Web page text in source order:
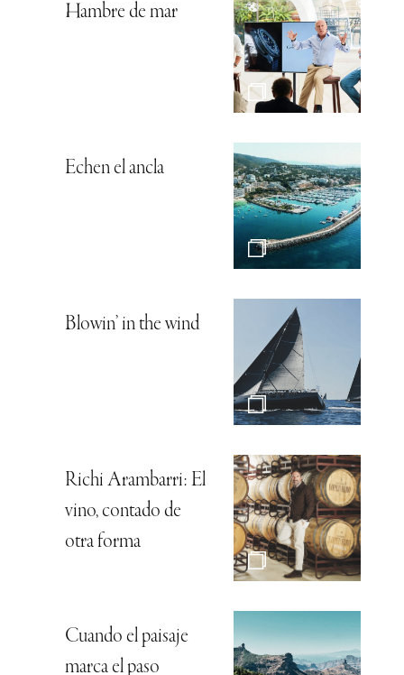
Hambre de mar
Echen el ancla
Blowin’ in the wind
Richi Arambarri: El
vino, contado de
otra forma
Cuando el paisaje
marca el paso